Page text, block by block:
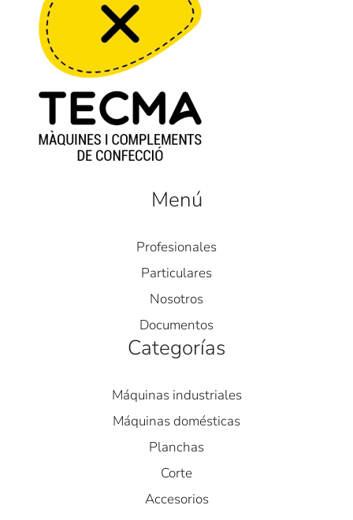
Menú
Profesionales
Particulares
Nosotros
Documentos
Categorías
Máquinas industriales
Máquinas domésticas
Planchas
Corte
Accesorios